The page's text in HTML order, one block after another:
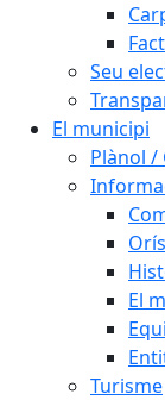
Seu
El municipi
Plànol /
Orís
El
Turisme